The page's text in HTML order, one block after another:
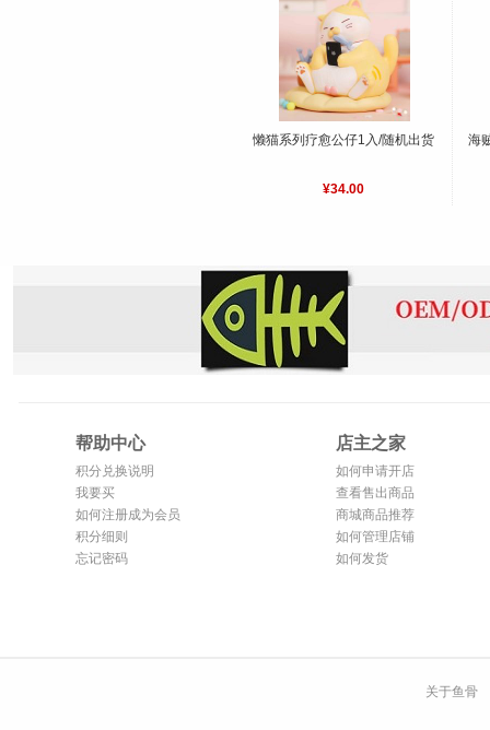
懒猫系列疗愈公仔1入/随机出货
¥34.00
海
帮助中心
积分兑换说明
我要买
如何注册成为会员
积分细则
忘记密码
店主之家
如何申请开店
查看售出商品
商城商品推荐
如何管理店铺
如何发货
关于鱼骨